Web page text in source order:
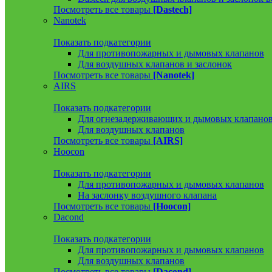
Посмотреть все товары [Dastech]
Nanotek
Показать подкатегории
Для противопожарных и дымовых клапанов
Для воздушных клапанов и заслонок
Посмотреть все товары [Nanotek]
AIRS
Показать подкатегории
Для огнезадерживающих и дымовых
Для воздушных клапанов
Посмотреть все товары [AIRS]
Hoocon
Показать подкатегории
Для противопожарных и дымовых клапанов
На заслонку воздушного клапана
Посмотреть все товары [Hoocon]
Dacond
Показать подкатегории
Для противопожарных и дымовых клапанов
Для воздушных клапанов